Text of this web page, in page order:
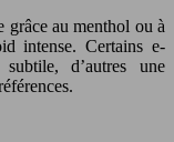
grâce au menthol ou à
intense. Certains e-
d’autres une